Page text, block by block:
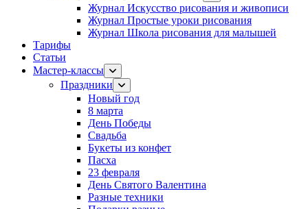
Журнал Искусство рисования и живописи
Журнал Простые уроки рисования
Журнал Школа рисования для малышей
Тарифы
Статьи
Мастер-классы
Праздники
Новый год
8 марта
День Победы
Свадьба
Букеты из конфет
Пасха
23 февраля
День Святого Валентина
Разные техники